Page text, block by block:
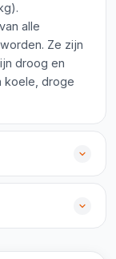
alle
Ze zijn
droog en
koele, droge